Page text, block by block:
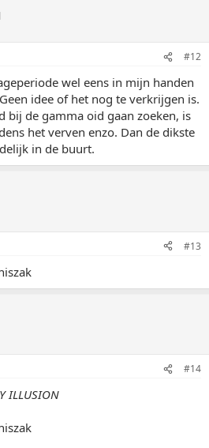
#12
wel eens in mijn handen
idee of het nog te verkrijgen is.
bij de gamma oid gaan zoeken, is
het verven enzo. Dan de dikste
in de buurt.
#13
#14
ILLUSION